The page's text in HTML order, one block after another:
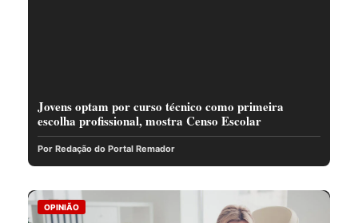
Jovens optam por curso técnico como primeira
escolha profissional, mostra Censo Escolar
Por Redação do Portal Remador
OPINIÃO